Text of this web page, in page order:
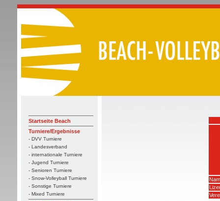
Startseite Beach
Turniere/Ergebnisse
- DVV Turniere
- Landesverband
- internationale Turniere
- Jugend Turniere
- Senioren Turniere
- Snow-Volleyball Turniere
- Sonstige Turniere
- Mixed Turniere